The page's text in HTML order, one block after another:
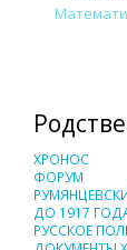
ХРОНОС
ФОРУМ
ДО 1917
РУССКОЕ